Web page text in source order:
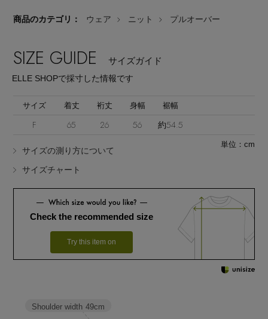
商品のカテゴリ： ウェア ニット プルオーバー
SIZE GUIDE サイズガイド
ELLE SHOPで採寸した情報です
サイズ 着丈 裄丈 身幅 裾幅
F 65 26 56 約54.5
サイズの測り方について
サイズチャート
単位：cm
Check the recommended size
Try this item on
Shoulder width 49cm